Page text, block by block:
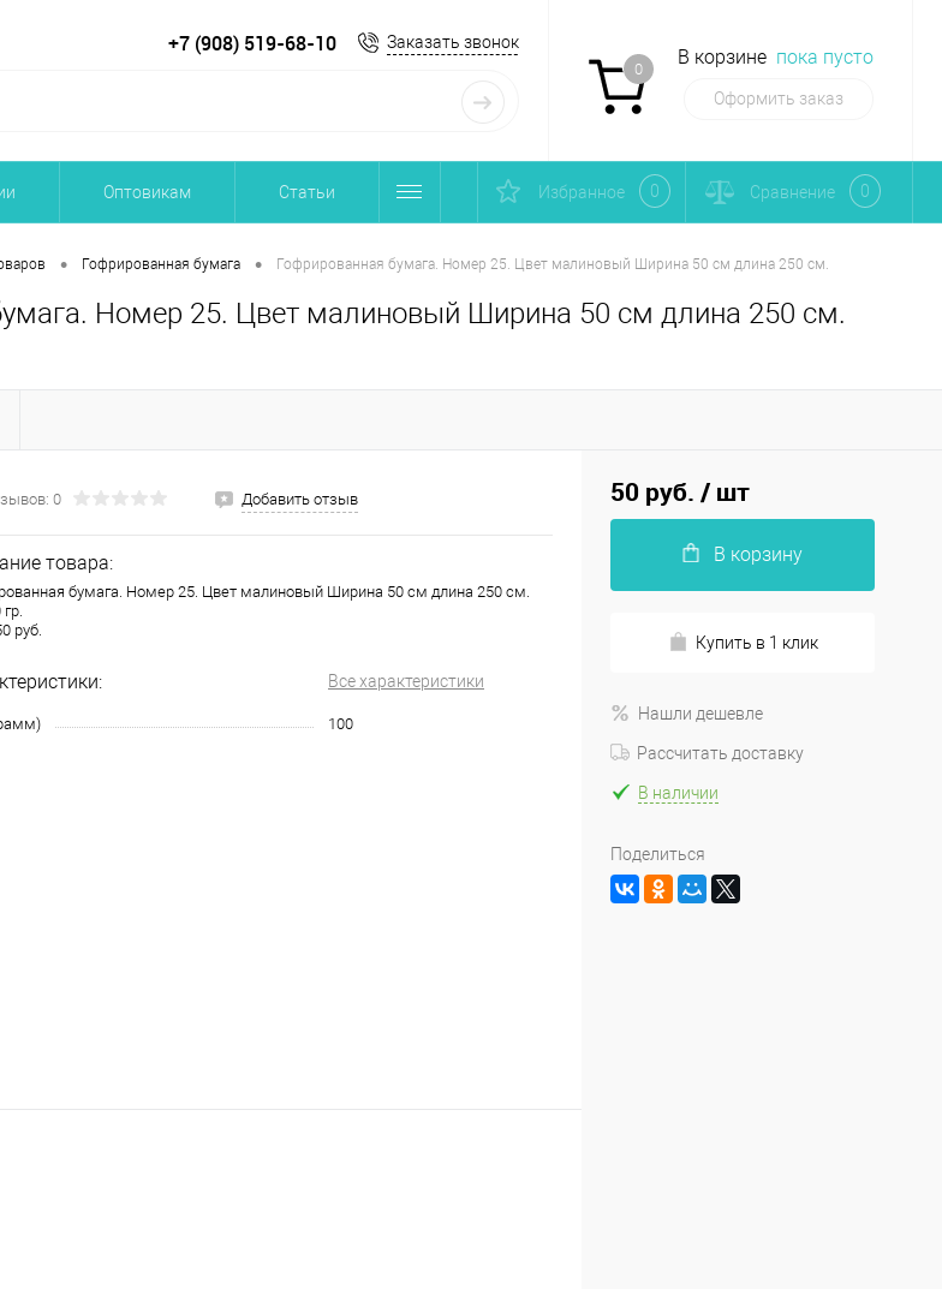
+7 (908) 519-68-10 Заказать звонок
0
В корзине пока пусто
Оформить заказ
Оптовикам Статьи Избранное 0 Сравнение 0
• Гофрированная бумага • Гофрированная бумага. Номер 25. Цвет малиновый Ширина 50 см длина 250 см.
Номер 25. Цвет малиновый Ширина 50 см длина 250 см.
0 Добавить отзыв
товара:
бумага. Номер 25. Цвет малиновый Ширина 50 см длина 250 см.
руб.
Все характеристики
100
50 руб. / шт
В корзину
Купить в 1 клик
Нашли дешевле
Рассчитать доставку
В наличии
Поделиться